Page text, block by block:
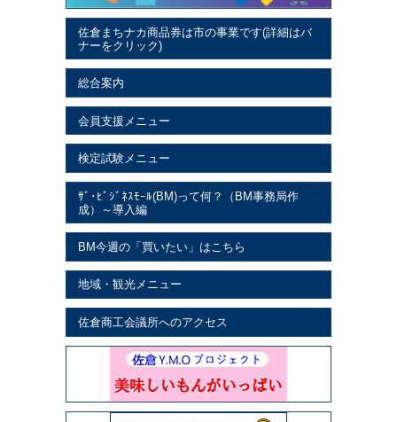
佐倉まちナカ商品券は市の事業です(詳細はバ
ナーをクリック)
総合案内
会員支援メニュー
検定試験メニュー
ｻﾞ･ﾋﾞｼﾞﾈｽﾓｰﾙ(BM)って何？（BM事務局作
成）～導入編
BM今週の「買いたい」はこちら
地域・観光メニュー
佐倉商工会議所へのアクセス